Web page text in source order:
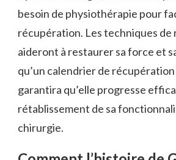
besoin de physiothérapie pour
récupération. Les techniques
aideront à restaurer sa force et
qu’un calendrier de
garantira qu’elle progresse
rétablissement de sa
chirurgie.